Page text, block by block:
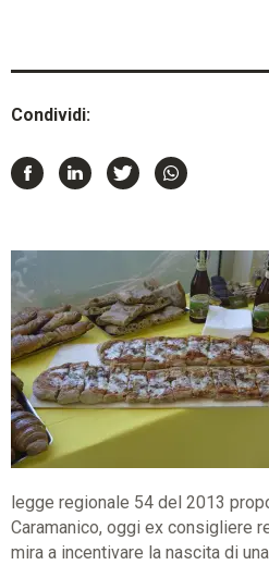
Condividi:
legge regionale 54 del 2013
Caramanico, oggi ex consigliere
mira a incentivare la nascita di